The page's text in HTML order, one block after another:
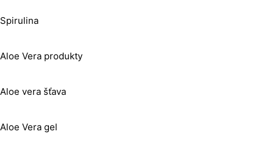
Spirulina
Aloe Vera produkty
Aloe vera šťava
Aloe Vera gel